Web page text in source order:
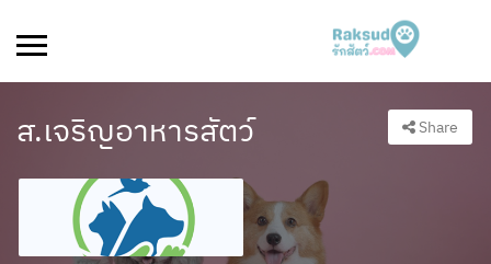
ส.เจริญอาหารสัตว์ Share